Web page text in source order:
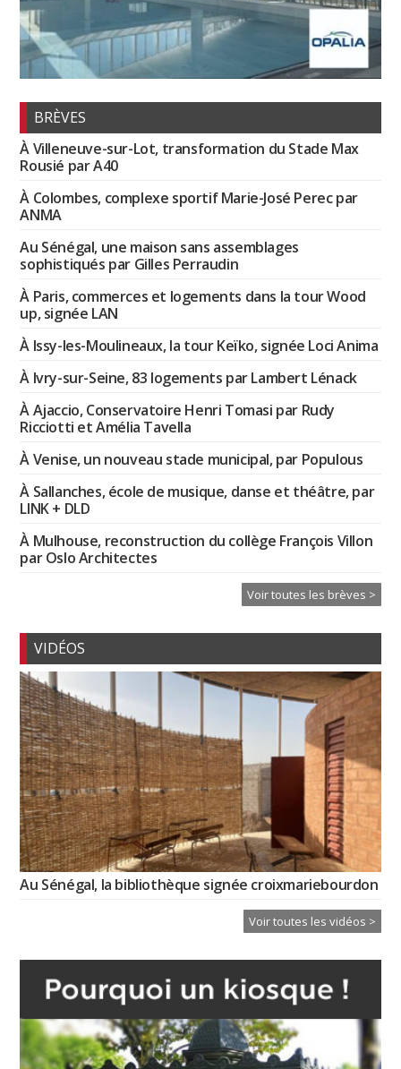
BRÈVES
À Villeneuve-sur-Lot, transformation du Stade Max
Rousié par A40
À Colombes, complexe sportif Marie-José Perec par
ANMA
Au Sénégal, une maison sans assemblages
sophistiqués par Gilles Perraudin
À Paris, commerces et logements dans la tour Wood
up, signée LAN
À Issy-les-Moulineaux, la tour Keïko, signée Loci Anima
À Ivry-sur-Seine, 83 logements par Lambert Lénack
À Ajaccio, Conservatoire Henri Tomasi par Rudy
Ricciotti et Amélia Tavella
À Venise, un nouveau stade municipal, par Populous
À Sallanches, école de musique, danse et théâtre, par
LINK + DLD
À Mulhouse, reconstruction du collège François Villon
par Oslo Architectes
Voir toutes les brèves >
VIDÉOS
Au Sénégal, la bibliothèque signée croixmariebourdon
Voir toutes les vidéos >